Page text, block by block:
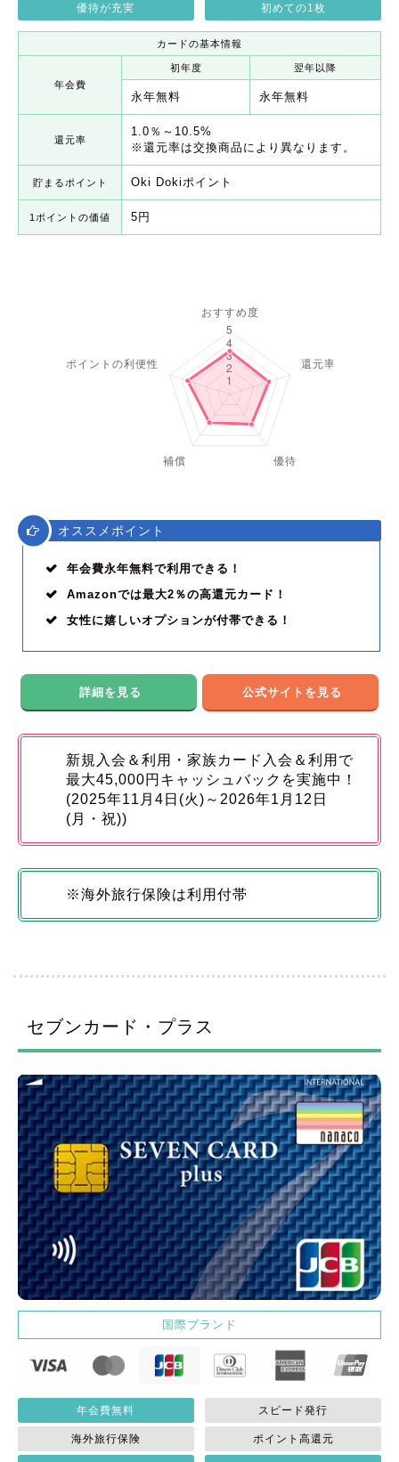
優待が充実 初めての1枚
カードの基本情報
年会費
初年度 翌年以降
永年無料 永年無料
還元率
1.0％～10.5%
※還元率は交換商品により異なります。
貯まるポイント Oki Dokiポイント
1ポイントの価値 5円
オススメポイント
年会費永年無料で利用できる！
Amazonでは最大2％の高還元カード！
女性に嬉しいオプションが付帯できる！
詳細を見る 公式サイトを見る
新規入会＆利用・家族カード入会＆利用で
最大45,000円キャッシュバックを実施中！
(2025年11月4日(火)～2026年1月12日
(月・祝))
※海外旅行保険は利用付帯
セブンカード・プラス
国際ブランド
年会費無料 スピード発行
海外旅行保険 ポイント高還元